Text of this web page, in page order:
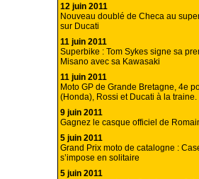
12 juin 2011
Nouveau doublé de Checa au
sur Ducati
11 juin 2011
Superbike : Tom Sykes signe sa
Misano avec sa Kawasaki
11 juin 2011
Moto GP de Grande Bretagne, 4e
(Honda), Rossi et Ducati à la traine.
9 juin 2011
Gagnez le casque officiel de
5 juin 2011
Grand Prix moto de catalogne :
s’impose en solitaire
5 juin 2011